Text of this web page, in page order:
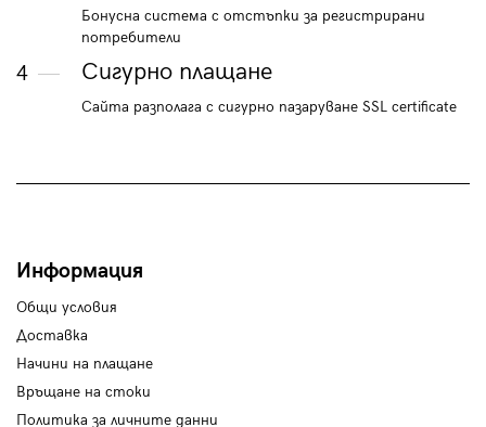
Бонусна система с отстъпки за регистрирани
потребители
4 Сигурно плащане
Сайта разполага с сигурно пазаруване SSL certificate
Информация
Общи условия
Доставка
Начини на плащане
Връщане на стоки
Политика за личните данни